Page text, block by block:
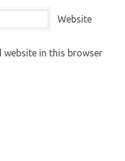
Website
website in this browser